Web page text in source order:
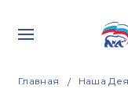
Главная Наша